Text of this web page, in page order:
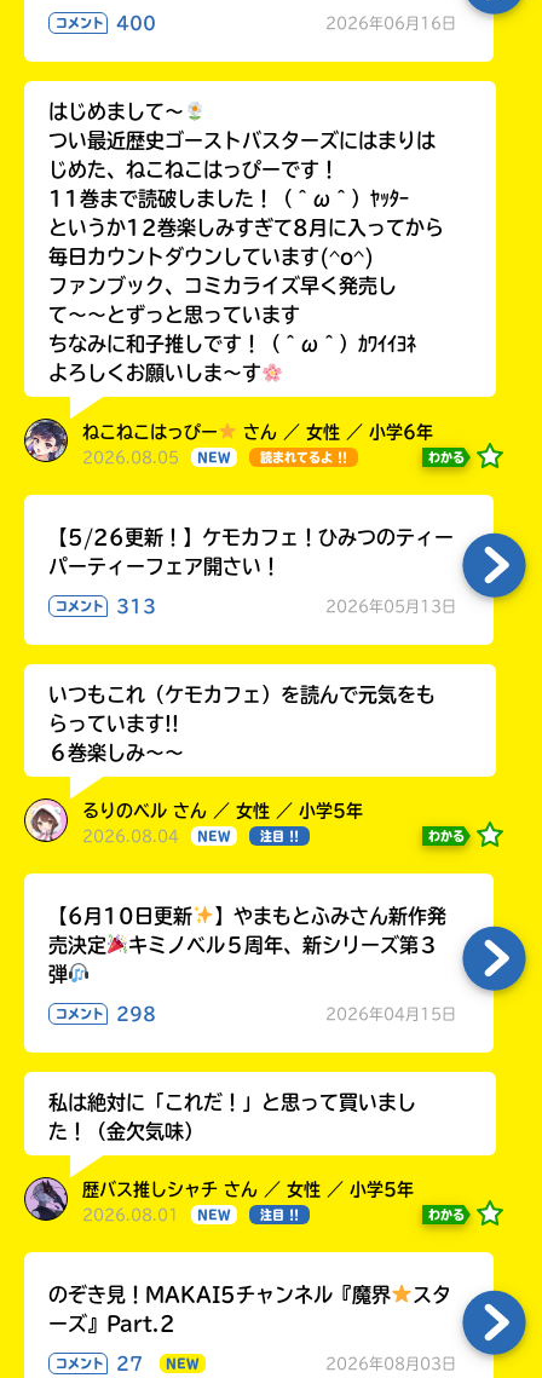
コメント 400 2026年06月16日
はじめまして〜
つい最近歴史ゴーストバスターズにはまりは
じめた、ねこねこはっぴーです！
11巻まで読破しました！（＾ω＾）ﾔｯﾀｰ
というか12巻楽しみすぎて8月に入ってから
毎日カウントダウンしています(^o^)
ファンブック、コミカライズ早く発売し
て〜〜とずっと思っています
ちなみに和子推しです！（＾ω＾）ｶﾜｲｲﾖﾈ
よろしくお願いしま〜す
ねこねこはっぴー さん ／ 女性 ／ 小学6年
2026.08.05 NEW 読まれてるよ !! わかる
【5/26更新！】ケモカフェ！ひみつのティー
パーティーフェア開さい！
コメント 313 2026年05月13日
いつもこれ（ケモカフェ）を読んで元気をも
らっています!!
６巻楽しみ～～
るりのベル さん ／ 女性 ／ 小学5年
2026.08.04 NEW 注目 !! わかる
【6月10日更新
】やまもとふみさん新作発
売決定
キミノベル５周年、新シリーズ第３
弾
コメント 298 2026年04月15日
私は絶対に「これだ！」と思って買いまし
た！（金欠気味）
歴バス推しシャチ さん ／ 女性 ／ 小学5年
2026.08.01 NEW 注目 !! わかる
のぞき見！MAKAI5チャンネル『魔界
スタ
ーズ』Part.2
コメント 27 NEW 2026年08月03日